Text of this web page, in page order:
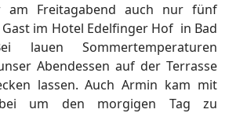
am Freitagabend auch nur fünf
im Hotel Edelfinger Hof in Bad
lauen Sommertemperaturen
Abendessen auf der Terrasse
lassen. Auch Armin kam mit
um den morgigen Tag zu